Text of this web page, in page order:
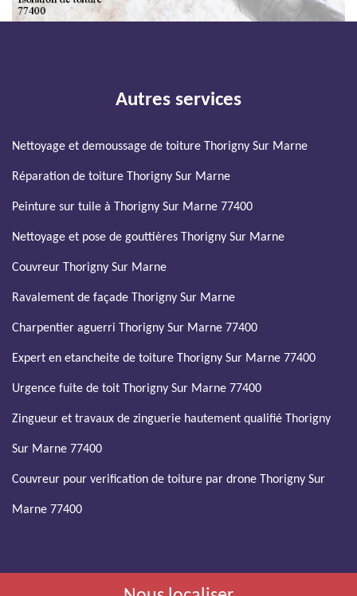
Autres services
Nettoyage et demoussage de toiture Thorigny Sur Marne
Réparation de toiture Thorigny Sur Marne
Peinture sur tuile à Thorigny Sur Marne 77400
Nettoyage et pose de gouttières Thorigny Sur Marne
Couvreur Thorigny Sur Marne
Ravalement de façade Thorigny Sur Marne
Charpentier aguerri Thorigny Sur Marne 77400
Expert en etancheite de toiture Thorigny Sur Marne 77400
Urgence fuite de toit Thorigny Sur Marne 77400
Zingueur et travaux de zinguerie hautement qualifié Thorigny
Sur Marne 77400
Couvreur pour verification de toiture par drone Thorigny Sur
Marne 77400